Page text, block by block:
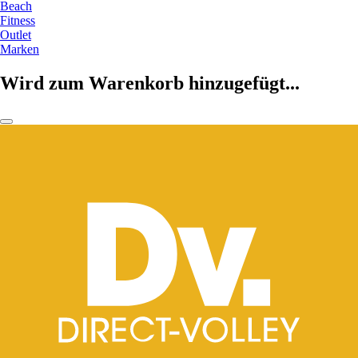
Beach
Fitness
Outlet
Marken
Wird zum Warenkorb hinzugefügt...